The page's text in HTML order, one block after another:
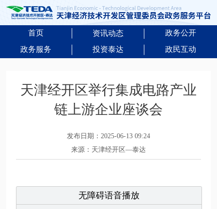
首页 资讯动态
政务公开
政务服务
投资泰达 政民互动
天津经开区举行集成电路产业
链上游企业座谈会
发布日期：2025-06-13 09:24
来源：天津经开区—泰达
无障碍语音播放